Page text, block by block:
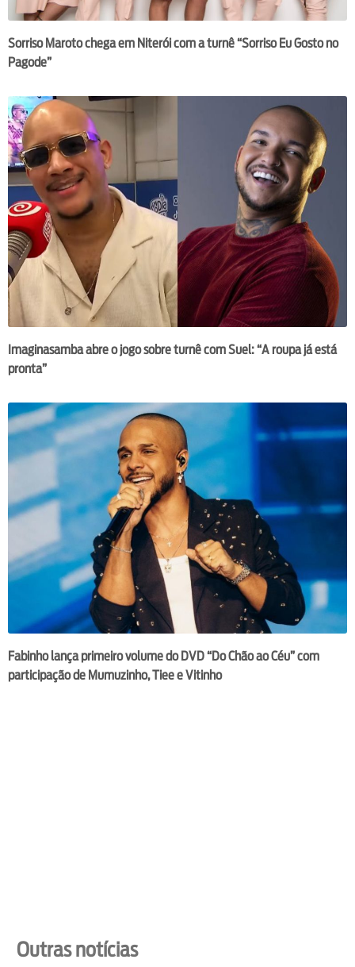
Sorriso Maroto chega em Niterói com a turnê “Sorriso Eu Gosto no
Pagode”
Imaginasamba abre o jogo sobre turnê com Suel: “A roupa já está
pronta”
Fabinho lança primeiro volume do DVD “Do Chão ao Céu” com
participação de Mumuzinho, Tiee e Vitinho
Outras notícias